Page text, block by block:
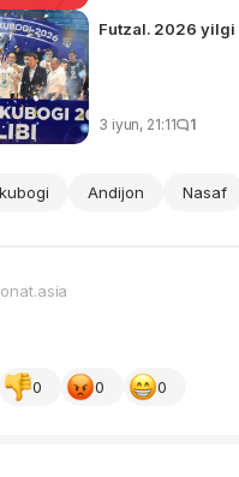
Futzal. 2026 yilgi
3 iyun, 21:11 1
Andijon Nasaf
0 0 0